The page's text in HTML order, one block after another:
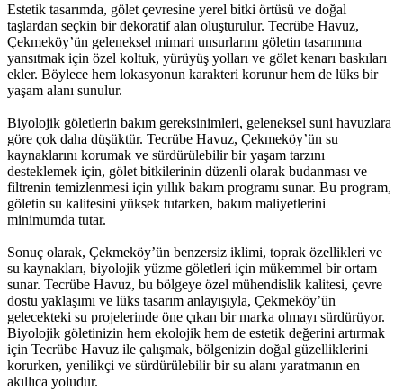
Estetik tasarımda, gölet çevresine yerel bitki örtüsü ve doğal
taşlardan seçkin bir dekoratif alan oluşturulur. Tecrübe Havuz,
Çekmeköy’ün geleneksel mimari unsurlarını göletin tasarımına
yansıtmak için özel koltuk, yürüyüş yolları ve gölet kenarı baskıları
ekler. Böylece hem lokasyonun karakteri korunur hem de lüks bir
yaşam alanı sunulur.
Biyolojik göletlerin bakım gereksinimleri, geleneksel suni havuzlara
göre çok daha düşüktür. Tecrübe Havuz, Çekmeköy’ün su
kaynaklarını korumak ve sürdürülebilir bir yaşam tarzını
desteklemek için, gölet bitkilerinin düzenli olarak budanması ve
filtrenin temizlenmesi için yıllık bakım programı sunar. Bu program,
göletin su kalitesini yüksek tutarken, bakım maliyetlerini
minimumda tutar.
Sonuç olarak, Çekmeköy’ün benzersiz iklimi, toprak özellikleri ve
su kaynakları, biyolojik yüzme göletleri için mükemmel bir ortam
sunar. Tecrübe Havuz, bu bölgeye özel mühendislik kalitesi, çevre
dostu yaklaşımı ve lüks tasarım anlayışıyla, Çekmeköy’ün
gelecekteki su projelerinde öne çıkan bir marka olmayı sürdürüyor.
Biyolojik göletinizin hem ekolojik hem de estetik değerini artırmak
için Tecrübe Havuz ile çalışmak, bölgenizin doğal güzelliklerini
korurken, yenilikçi ve sürdürülebilir bir su alanı yaratmanın en
akıllıca yoludur.